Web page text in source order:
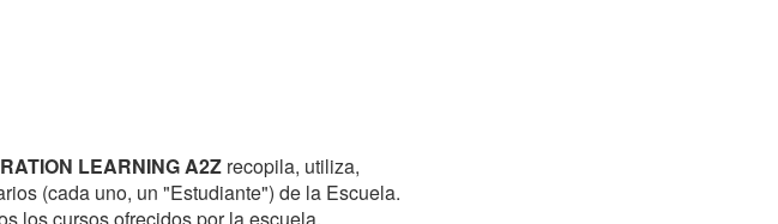
LEARNING A2Z recopila, utiliza,
(cada uno, un "Estudiante") de la Escuela.